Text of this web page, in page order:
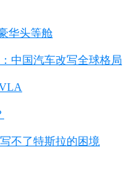
华头等舱
中国汽车改写全球格局
不了特斯拉的困境